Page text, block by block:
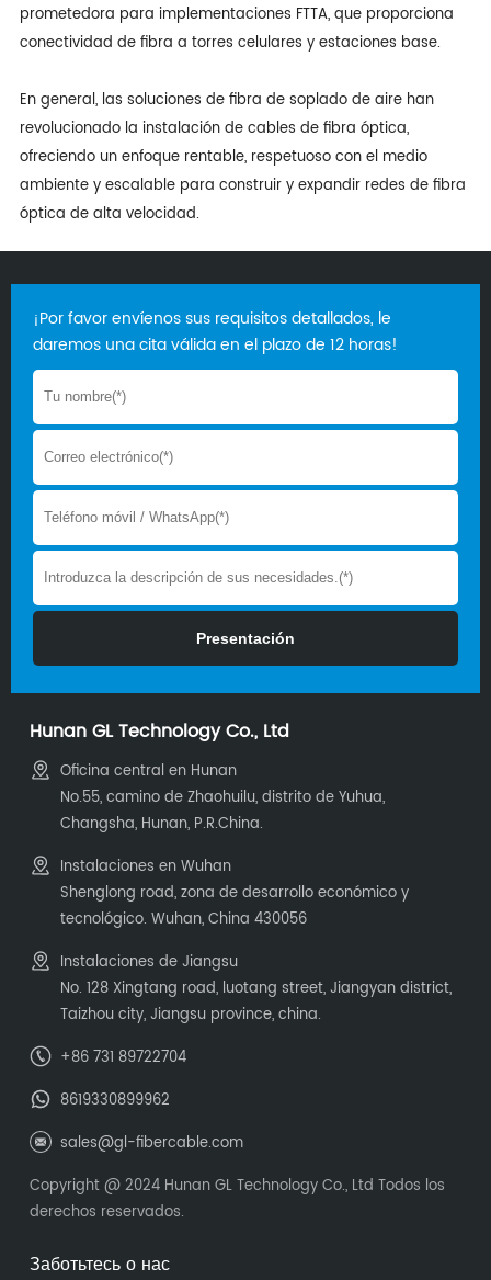
prometedora para implementaciones FTTA, que proporciona
conectividad de fibra a torres celulares y estaciones base.
En general, las soluciones de fibra de soplado de aire han
revolucionado la instalación de cables de fibra óptica,
ofreciendo un enfoque rentable, respetuoso con el medio
ambiente y escalable para construir y expandir redes de fibra
óptica de alta velocidad.
¡Por favor envíenos sus requisitos detallados, le
daremos una cita válida en el plazo de 12 horas!
Hunan GL Technology Co., Ltd
Oficina central en Hunan
No.55, camino de Zhaohuilu, distrito de Yuhua,
Changsha, Hunan, P.R.China.
Instalaciones en Wuhan
Shenglong road, zona de desarrollo económico y
tecnológico. Wuhan, China 430056
Instalaciones de Jiangsu
No. 128 Xingtang road, luotang street, Jiangyan district,
Taizhou city, Jiangsu province, china.
+86 731 89722704
8619330899962
sales@gl-fibercable.com
Copyright @ 2024 Hunan GL Technology Co., Ltd Todos los
derechos reservados.
Заботьтесь о нас